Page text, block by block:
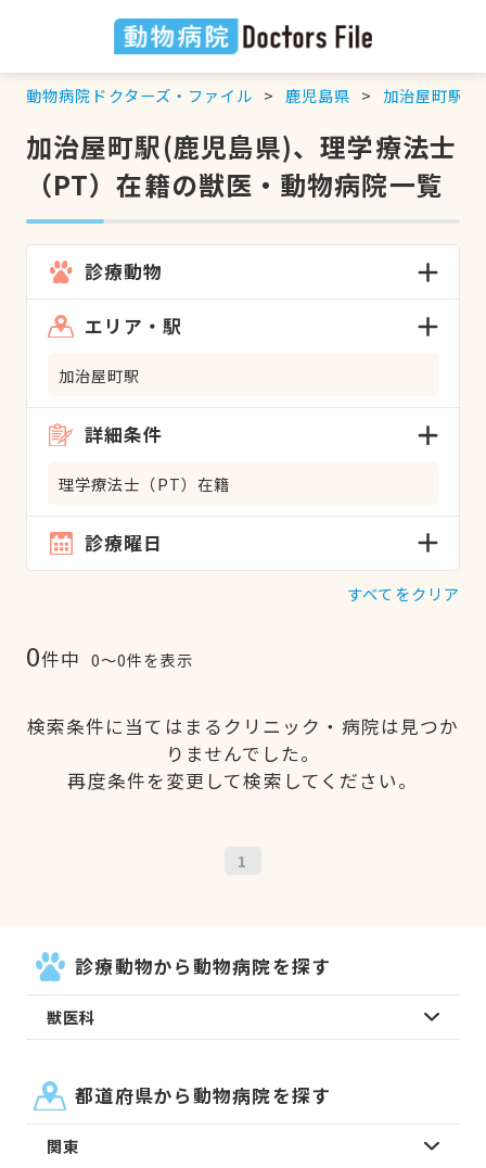
動物病院ドクターズ・ファイル 鹿児島県 加治屋町駅
加治屋町駅(鹿児島県)、理学療法士
（PT）在籍の獣医・動物病院一覧
診療動物
エリア・駅
加治屋町駅
詳細条件
理学療法士（PT）在籍
診療曜日
すべてをクリア
0件中 0〜0件を表示
検索条件に当てはまるクリニック・病院は見つか
りませんでした。
再度条件を変更して検索してください。
1
診療動物から動物病院を探す
獣医科
都道府県から動物病院を探す
関東